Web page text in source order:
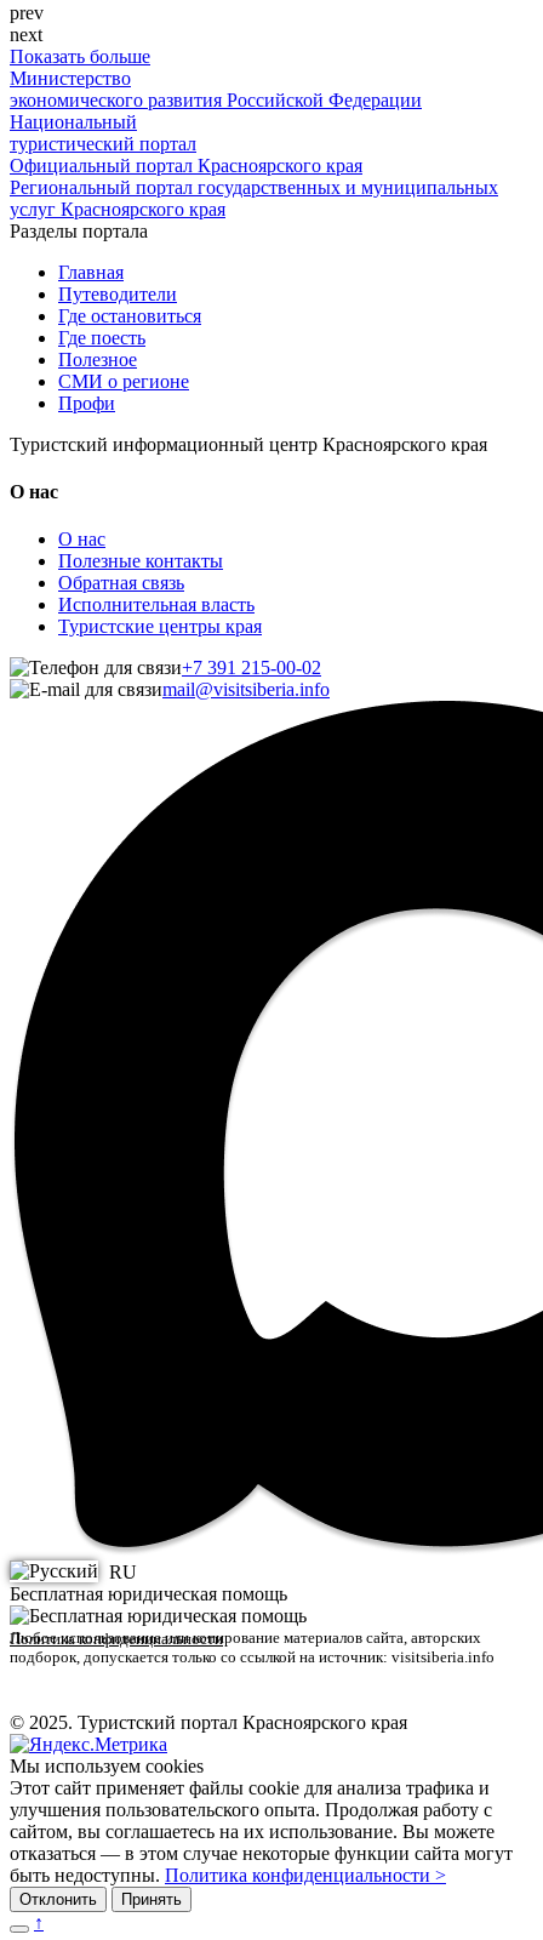
prev
next
Показать больше
Министерство
экономического развития Российской Федерации
Национальный
туристический портал
Официальный портал Красноярского края
Региональный портал государственных и муниципальных
услуг Красноярского края
Разделы портала
Главная
Путеводители
Где остановиться
Где поесть
Полезное
СМИ о регионе
Профи
Туристский информационный центр Красноярского края
О нас
О нас
Полезные контакты
Обратная связь
Исполнительная власть
Туристские центры края
+7 391 215-00-02
mail@visitsiberia.info
RU
Бесплатная юридическая помощь
Политика конфиденциальности
Любое использование или копирование материалов сайта, авторских
подборок, допускается только со ссылкой на источник: visitsiberia.info
© 2025. Туристский портал Красноярского края
Мы используем cookies
Этот сайт применяет файлы cookie для анализа трафика и
улучшения пользовательского опыта. Продолжая работу с
сайтом, вы соглашаетесь на их использование. Вы можете
отказаться — в этом случае некоторые функции сайта могут
быть недоступны. Политика конфиденциальности >
Отклонить Принять
↑